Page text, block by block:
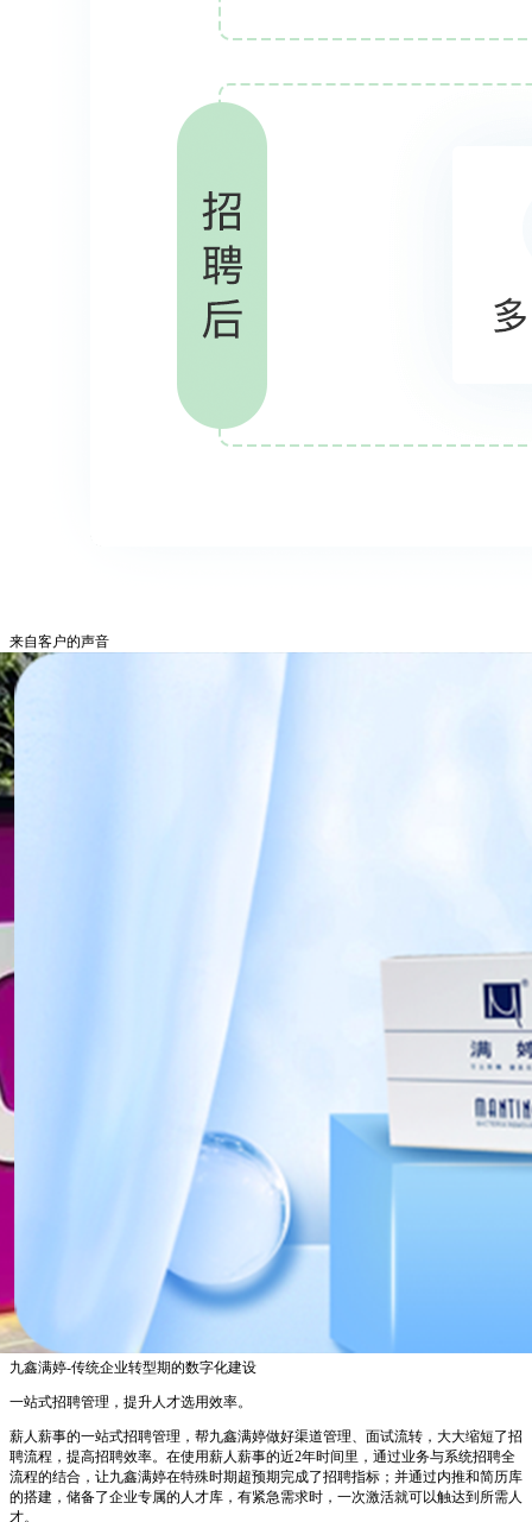
来自客户的声音
中电兴发-抓住机遇，高科技制造型企业的数字化转型
招聘和员工模块的关联。
当有新人入职后，其简历上的信息、招聘过程评价等信息都可以直接同步到员工模
块，助力招聘周期缩短50%。
中电兴发人力资源负责人表示：“薪人薪事拥有非常标准的人力资源流程管理模
式，也是我们调研过最符合人力资源工作场景的系统，非常符合我们企业的管理模